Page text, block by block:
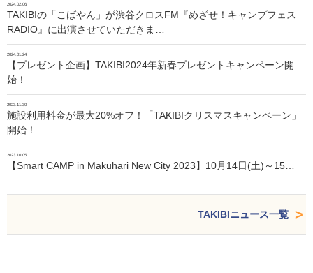
2024.02.06
TAKIBIの「こばやん」が渋谷クロスFM『めざせ！キャンプフェス
RADIO』に出演させていただきま…
2024.01.24
【プレゼント企画】TAKIBI2024年新春プレゼントキャンペーン開
始！
2023.11.30
施設利用料金が最大20%オフ！「TAKIBIクリスマスキャンペーン」
開始！
2023.10.05
【Smart CAMP in Makuhari New City 2023】10月14日(土)～15…
TAKIBIニュース一覧